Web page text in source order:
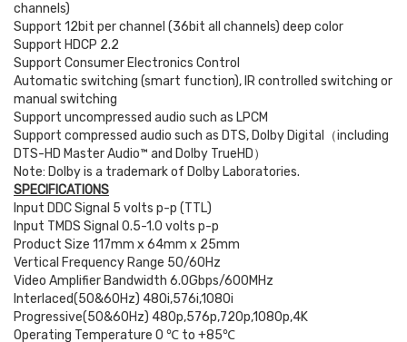
channels)
Support 12bit per channel (36bit all channels) deep color
Support HDCP 2.2
Support Consumer Electronics Control
Automatic switching (smart function), IR controlled switching or
manual switching
Support uncompressed audio such as LPCM
Support compressed audio such as DTS, Dolby Digital（including
DTS-HD Master Audio™ and Dolby TrueHD）
Note: Dolby is a trademark of Dolby Laboratories.
SPECIFICATIONS
Input DDC Signal 5 volts p-p (TTL)
Input TMDS Signal 0.5-1.0 volts p-p
Product Size 117mm x 64mm x 25mm
Vertical Frequency Range 50/60Hz
Video Amplifier Bandwidth 6.0Gbps/600MHz
Interlaced(50&60Hz) 480i,576i,1080i
Progressive(50&60Hz) 480p,576p,720p,1080p,4K
Operating Temperature 0 ℃ to +85℃